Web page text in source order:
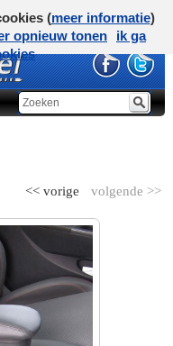
volgende >>
<< vorige
(meer informatie)
opnieuw tonen
ik ga